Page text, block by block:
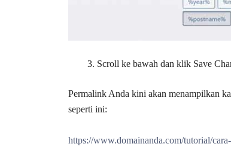
Scroll ke bawah dan klik Save
Permalink Anda kini akan menampilkan
seperti ini:
https://www.domainanda.com/tutorial/